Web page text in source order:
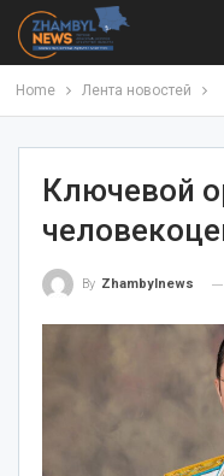
Home Лента новостей
Ключевой
By Zhambylnews